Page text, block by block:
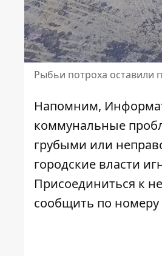
Рыбьи потроха оставили
Напомним,
коммунальные
грубыми или
городские власти
Присоединиться к
сообщить по номеру